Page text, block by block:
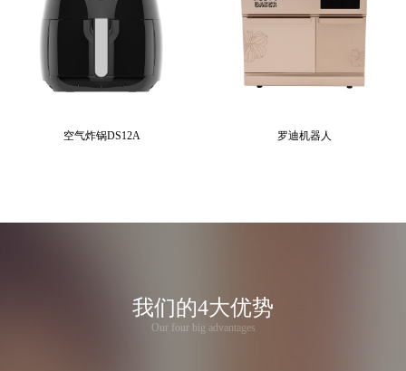
空气炸锅DS12A 罗迪机器人
我们的4大优势
Our four big advantages